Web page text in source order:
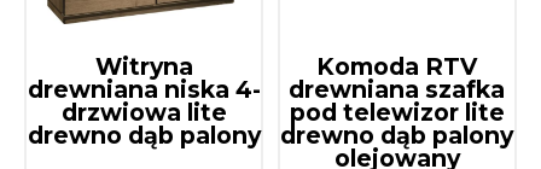
Witryna
drewniana niska 4-
drzwiowa lite
drewno dąb palony
Komoda RTV
drewniana szafka
pod telewizor lite
drewno dąb palony
olejowany